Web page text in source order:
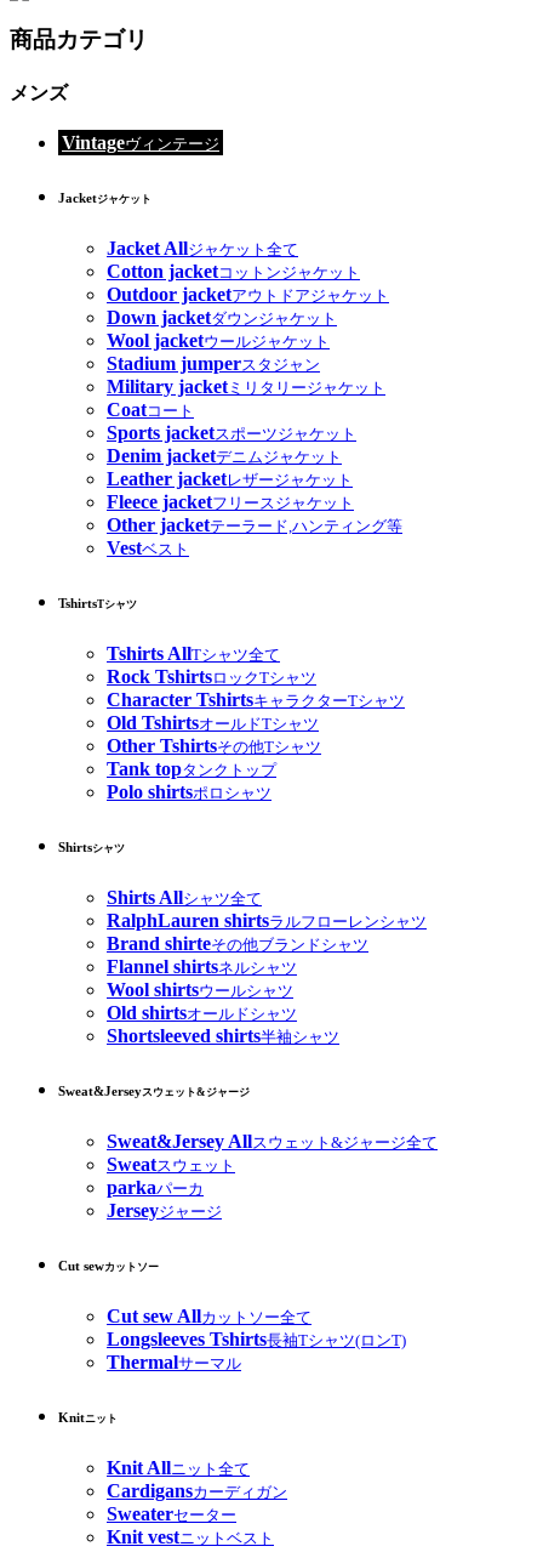
商品カテゴリ
メンズ
Vintageヴィンテージ
Jacketジャケット
Jacket Allジャケット全て
Cotton jacketコットンジャケット
Outdoor jacketアウトドアジャケット
Down jacketダウンジャケット
Wool jacketウールジャケット
Stadium jumperスタジャン
Military jacketミリタリージャケット
Coatコート
Sports jacketスポーツジャケット
Denim jacketデニムジャケット
Leather jacketレザージャケット
Fleece jacketフリースジャケット
Other jacketテーラード,ハンティング等
Vestベスト
TshirtsTシャツ
Tshirts AllTシャツ全て
Rock TshirtsロックTシャツ
Character TshirtsキャラクターTシャツ
Old TshirtsオールドTシャツ
Other Tshirtsその他Tシャツ
Tank topタンクトップ
Polo shirtsポロシャツ
Shirtsシャツ
Shirts Allシャツ全て
RalphLauren shirtsラルフローレンシャツ
Brand shirteその他ブランドシャツ
Flannel shirtsネルシャツ
Wool shirtsウールシャツ
Old shirtsオールドシャツ
Shortsleeved shirts半袖シャツ
Sweat&Jerseyスウェット&ジャージ
Sweat&Jersey Allスウェット&ジャージ全て
Sweatスウェット
parkaパーカ
Jerseyジャージ
Cut sewカットソー
Cut sew Allカットソー全て
Longsleeves Tshirts長袖Tシャツ(ロンT)
Thermalサーマル
Knitニット
Knit Allニット全て
Cardigansカーディガン
Sweaterセーター
Knit vestニットベスト